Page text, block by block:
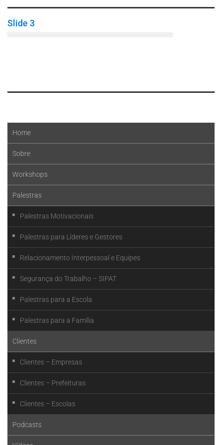
Slide 3
Home
Sobre
Workshops
Palestras
Palestras Motivacionais
Palestras para Líderes e Gestores
Relacionamento Interpessoal e Equipes
Segurança do Trabalho – SIPAT
Palestras para a Escola
Palestras para a Família
Clientes
Clientes – Empresas
Clientes – Prefeituras
Clientes – Escolas
Podcasts